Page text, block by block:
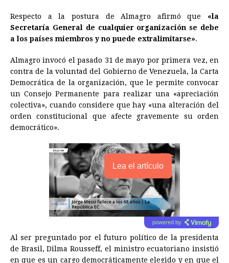
Respecto a la postura de Almagro afirmó que «la
Secretaría General de cualquier organización se debe
a los países miembros y no puede extralimitarse».
Almagro invocó el pasado 31 de mayo por primera vez, en
contra de la voluntad del Gobierno de Venezuela, la Carta
Democrática de la organización, que le permite convocar
un Consejo Permanente para realizar una «apreciación
colectiva», cuando considere que hay «una alteración del
orden constitucional que afecte gravemente su orden
democrático».
Lea el artículo
powered by
Al ser preguntado por el futuro político de la presidenta
de Brasil, Dilma Rousseff, el ministro ecuatoriano insistió
en que es un cargo democráticamente elegido y en que el